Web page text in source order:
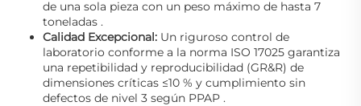
de una sola pieza con un peso máximo de hasta 7
toneladas .
Calidad Excepcional: Un riguroso control de
laboratorio conforme a la norma ISO 17025 garantiza
una repetibilidad y reproducibilidad (GR&R) de
dimensiones críticas ≤10 % y cumplimiento sin
defectos de nivel 3 según PPAP .